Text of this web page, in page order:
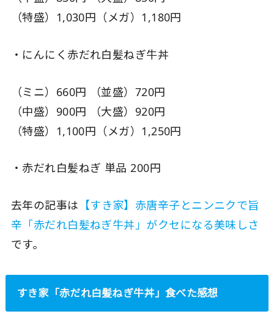
（特盛）1,030円（メガ）1,180円
・にんにく赤だれ白髪ねぎ牛丼
（ミニ）660円 （並盛）720円
（中盛）900円 （大盛）920円
（特盛）1,100円（メガ）1,250円
・赤だれ白髪ねぎ 単品 200円
去年の記事は 【すき家】赤唐辛子とニンニクで旨
辛「赤だれ白髪ねぎ牛丼」がクセになる美味しさ
です。
すき家「赤だれ白髪ねぎ牛丼」食べた感想